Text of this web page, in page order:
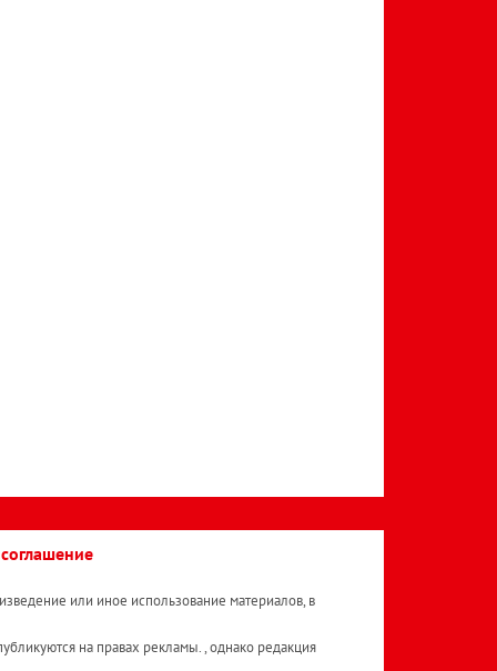
или иное использование материалов, в
на правах рекламы. , однако редакция